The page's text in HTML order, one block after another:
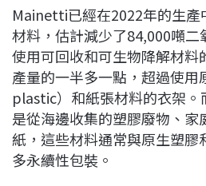
Mainetti已經在2022年的生產
材料，估計減少了84,000噸
使用可回收和可生物降解材料
產量的一半多一點，超過使
plastic）和紙張材料的衣架。
是從海邊收集的塑膠廢物、
紙，這些材料通常與原生塑膠
多永續性包裝。